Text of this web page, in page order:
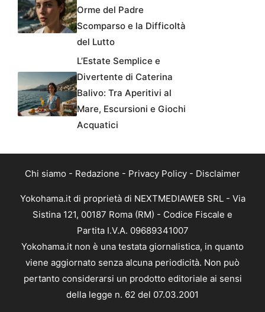
Orme del Padre
Scomparso e la Difficoltà
del Lutto
L’Estate Semplice e
Divertente di Caterina
Balivo: Tra Aperitivi al
Mare, Escursioni e Giochi
Acquatici
Chi siamo - Redazione - Privacy Policy - Disclaimer
Yokohama.it di proprietà di NEXTMEDIAWEB SRL - Via
Sistina 121, 00187 Roma (RM) - Codice Fiscale e
Partita I.V.A. 09689341007
Yokohama.it non è una testata giornalistica, in quanto
viene aggiornato senza alcuna periodicità. Non può
pertanto considerarsi un prodotto editoriale ai sensi
della legge n. 62 del 07.03.2001